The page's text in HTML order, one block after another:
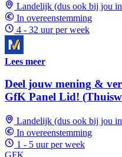
Landelijk (dus ook bij jou
In overeenstemming
4 - 32 uur per week
Lees meer
Deel jouw mening &
GfK Panel Lid!
Landelijk (dus ook bij jou
In overeenstemming
1 - 5 uur per week